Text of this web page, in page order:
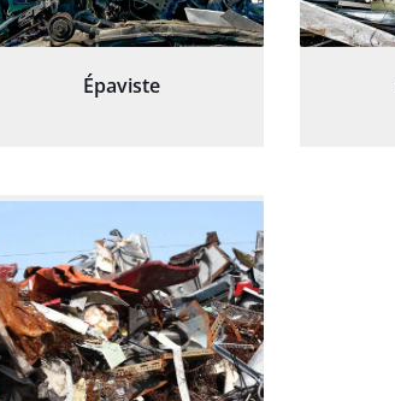
Épaviste